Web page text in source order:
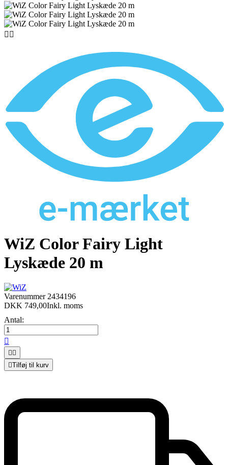
 
WiZ Color Fairy Light
Lyskæde 20 m
Varenummer 2434196
DKK 749,00Inkl. moms
Antal:

 
Tilføj til kurv